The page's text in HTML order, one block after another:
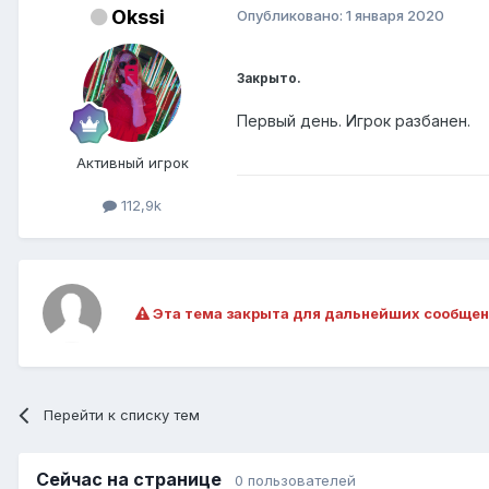
Okssi
Активный игрок
112,9k
Опубликовано: 1 января 2020
Закрыто.
Первый день. Игрок разбанен.
Эта тема закрыта для дальнейших
Перейти к списку тем
Сейчас на странице 0 пользователей